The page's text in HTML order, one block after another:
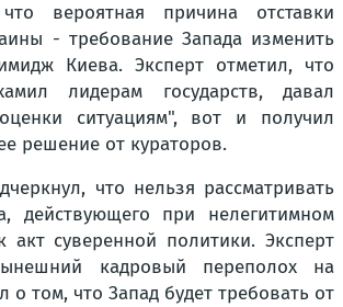
вероятная причина отставки
- требование Запада изменить
Киева. Эксперт отметил, что
лидерам государств, давал
ситуациям", вот и получил
решение от кураторов.
что нельзя рассматривать
действующего при нелегитимном
акт суверенной политики. Эксперт
кадровый переполох на
о том, что Запад будет требовать от